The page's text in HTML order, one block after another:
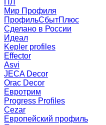
ПЛ
Мир Профиля
ПрофильСбытПлюс
Сделано в России
Идеал
Kepler profiles
Effector
Asvi
JECA Decor
Orac Decor
Евротрим
Progress Profiles
Cezar
Европейский профиль